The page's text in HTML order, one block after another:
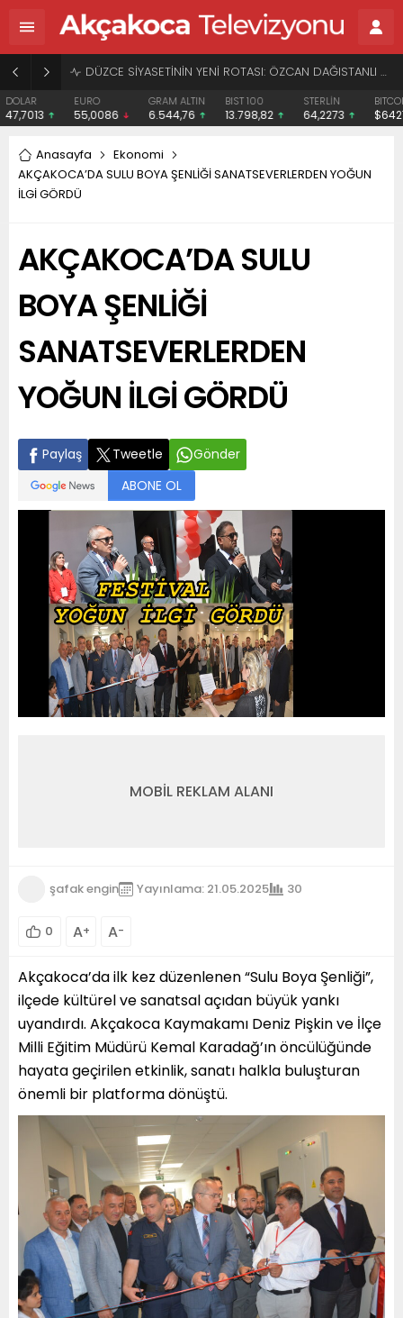
BAŞHEKİME “SONAY” DEMEK SUÇ DUYURUSU OLDU
EURO
55,0086
GRAM ALTIN
6.544,76
BIST 100
13.798,82
STERLİN
64,2273
BITCOIN
$64278
Anasayfa
Ekonomi
AKÇAKOCA’DA SULU BOYA ŞENLİĞİ SANATSEVERLERDEN YOĞUN
İLGİ GÖRDÜ
AKÇAKOCA’DA SULU
BOYA ŞENLİĞİ
SANATSEVERLERDEN
YOĞUN İLGİ GÖRDÜ
Paylaş Tweetle
Gönder
ABONE OL
MOBİL REKLAM ALANI
şafak engin Yayınlama: 21.05.2025 30
0 A+ A-
Akçakoca’da ilk kez düzenlenen “Sulu Boya Şenliği”,
ilçede kültürel ve sanatsal açıdan büyük yankı
uyandırdı. Akçakoca Kaymakamı Deniz Pişkin ve İlçe
Milli Eğitim Müdürü Kemal Karadağ’ın öncülüğünde
hayata geçirilen etkinlik, sanatı halkla buluşturan
önemli bir platforma dönüştü.